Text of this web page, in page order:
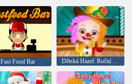
Fast Food Bar Dětská Hazel: Roční školní den